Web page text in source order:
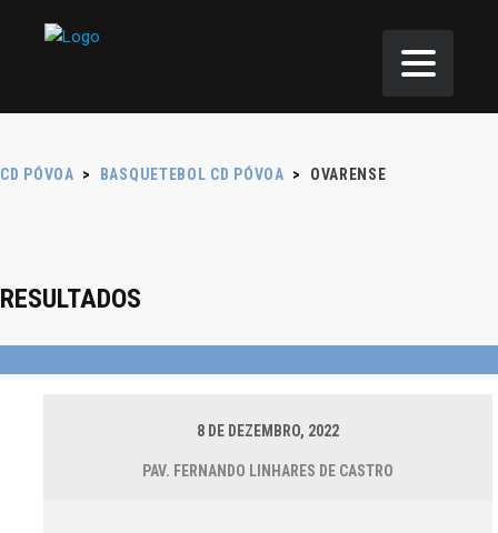
CD PÓVOA > BASQUETEBOL CD PÓVOA > OVARENSE
RESULTADOS
8 DE DEZEMBRO, 2022
PAV. FERNANDO LINHARES DE CASTRO